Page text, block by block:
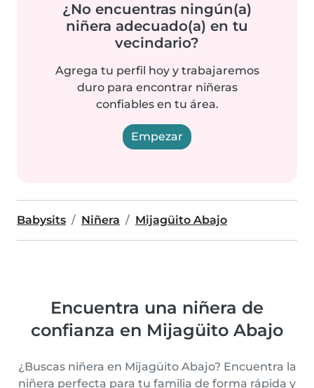
¿No encuentras ningún(a)
niñera adecuado(a) en tu
vecindario?
Agrega tu perfil hoy y trabajaremos
duro para encontrar niñeras
confiables en tu área.
Empezar
Babysits Niñera Mijagüito Abajo
Encuentra una niñera de
confianza en Mijagüito Abajo
¿Buscas niñera en Mijagüito Abajo? Encuentra la
niñera perfecta para tu familia de forma rápida y